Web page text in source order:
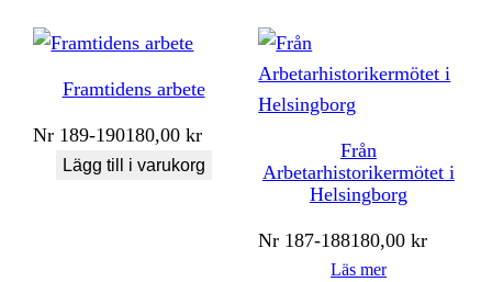
Framtidens arbete
Nr 189-190180,00kr
Lägg till i varukorg
Från
Arbetarhistorikermötet i
Helsingborg
Nr 187-188180,00kr
Läs mer